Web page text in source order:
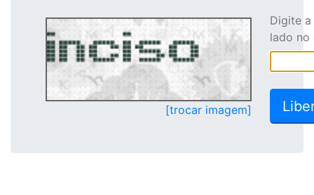
[trocar imagem]
Digite
lado no